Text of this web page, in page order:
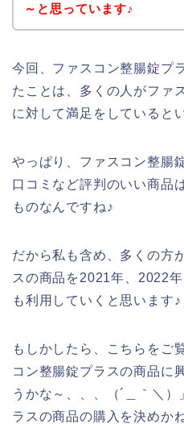
～と思っています♪
今回、ファスコン整腸錠プ
たことは、多くの人がファ
に対して満足をしていると
やっぱり、ファスコン整腸
口コミなど評判のいい商品
ものなんですね♪
だから私も含め、多くの方
スの商品を2021年、2022
も利用していくと思います♪
もしかしたら、こちらをご
コン整腸錠プラスの商品に
うかな～、、、（´＿｀＼
ラスの商品の購入を決めか